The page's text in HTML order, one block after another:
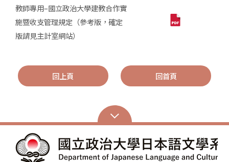
教師專用–國立政治大學建教合作實
施暨收支管理規定（參考版，確定
版請見主計室網站）
回上頁 回首頁